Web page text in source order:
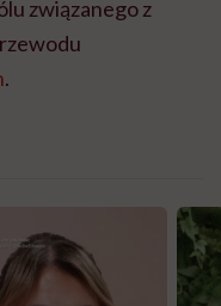
związanego z
.